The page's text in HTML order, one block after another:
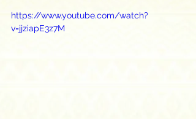
https://www.youtube.com/watch?
v=jjziapE3z7M